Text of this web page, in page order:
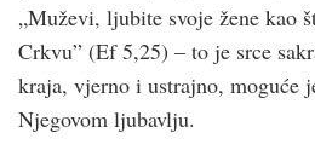
„Muževi, ljubite svoje žene kao
Crkvu” (Ef 5,25) – to je srce
kraja, vjerno i ustrajno, moguće
Njegovom ljubavlju.